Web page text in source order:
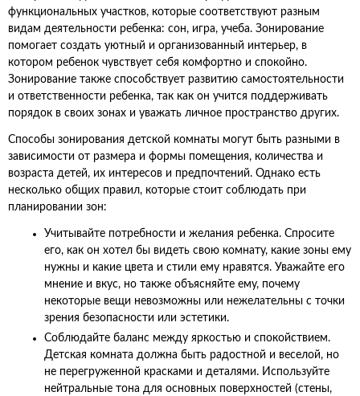
функциональных участков, которые соответствуют разным
видам деятельности ребенка: сон, игра, учеба. Зонирование
помогает создать уютный и организованный интерьер, в
котором ребенок чувствует себя комфортно и спокойно.
Зонирование также способствует развитию самостоятельности
и ответственности ребенка, так как он учится поддерживать
порядок в своих зонах и уважать личное пространство других.
Способы зонирования детской комнаты могут быть разными в
зависимости от размера и формы помещения, количества и
возраста детей, их интересов и предпочтений. Однако есть
несколько общих правил, которые стоит соблюдать при
планировании зон:
Учитывайте потребности и желания ребенка. Спросите
его, как он хотел бы видеть свою комнату, какие зоны ему
нужны и какие цвета и стили ему нравятся. Уважайте его
мнение и вкус, но также объясняйте ему, почему
некоторые вещи невозможны или нежелательны с точки
зрения безопасности или эстетики.
Соблюдайте баланс между яркостью и спокойствием.
Детская комната должна быть радостной и веселой, но
не перегруженной красками и деталями. Используйте
нейтральные тона для основных поверхностей (стены,